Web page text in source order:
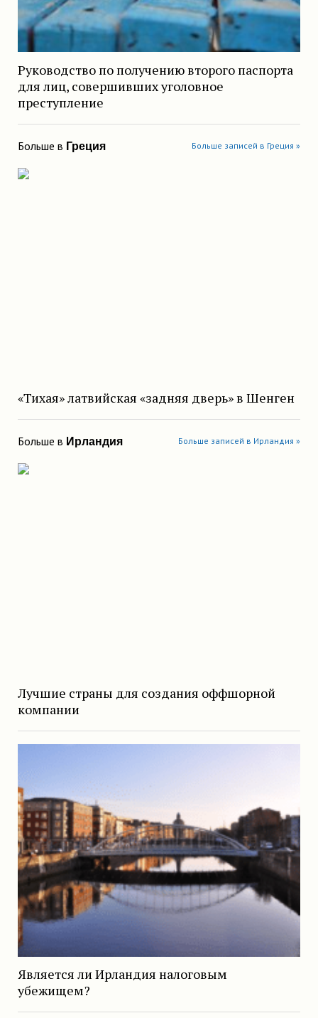
Руководство по получению второго паспорта
для лиц, совершивших уголовное
преступление
Больше в Греция Больше записей в Греция »
«Тихая» латвийская «задняя дверь» в Шенген
Больше в Ирландия Больше записей в Ирландия »
Лучшие страны для создания оффшорной
компании
Является ли Ирландия налоговым
убежищем?